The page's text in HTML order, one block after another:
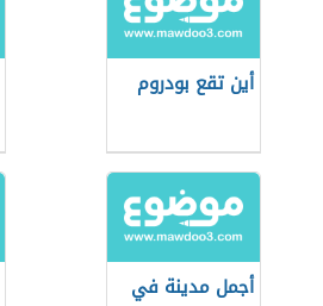
أين تقع بودروم
أجمل مدينة في